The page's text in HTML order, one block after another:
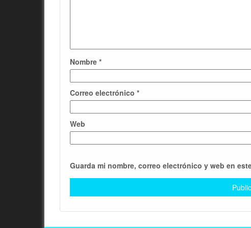
Nombre *
Correo electrónico *
Web
Guarda mi nombre, correo electrónico y web en